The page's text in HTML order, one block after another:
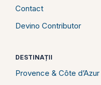
Contact
Devino Contributor
DESTINAȚII
Provence & Côte d’Azur